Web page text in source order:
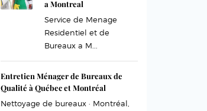
a Montreal
Service de Menage
Residentiel et de
Bureaux a M...
Entretien Ménager de Bureaux de
Qualité à Québec et Montréal
Nettoyage de bureaux · Montréal,